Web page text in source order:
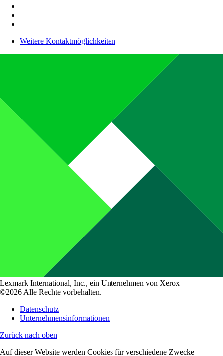
Weitere Kontaktmöglichkeiten
Lexmark International, Inc., ein Unternehmen von Xerox
©2026 Alle Rechte vorbehalten.
Datenschutz
Unternehmensinformationen
Zurück nach oben
Auf dieser Website werden Cookies für verschiedene Zwecke